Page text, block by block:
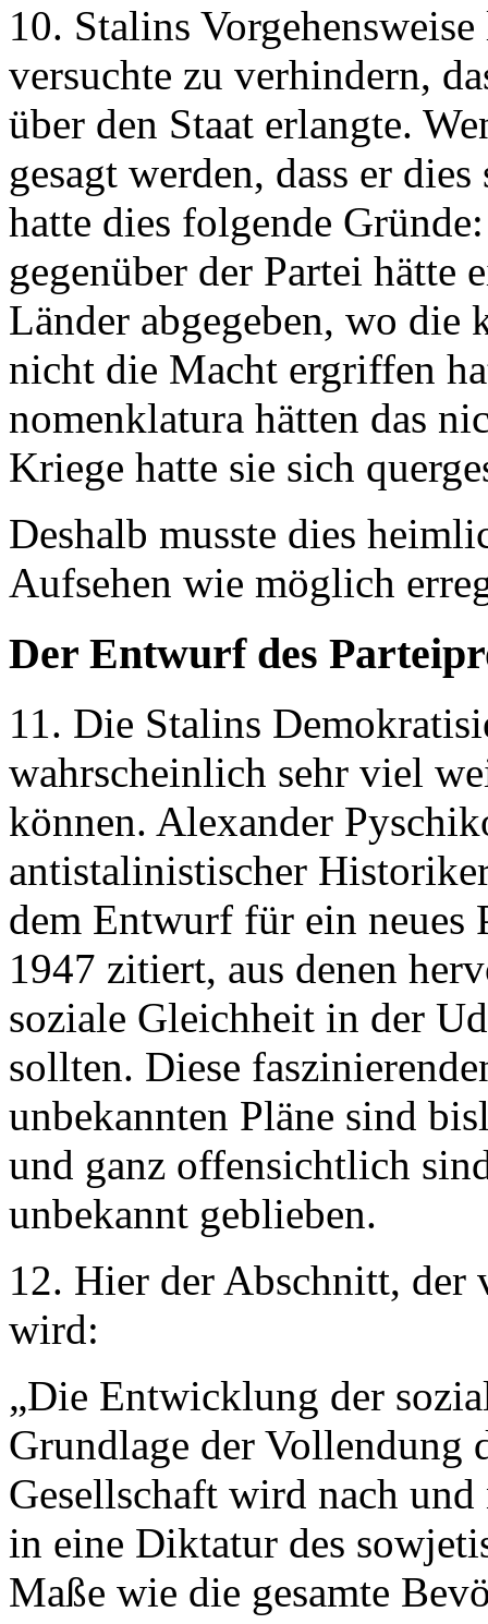
10. Stalins
versuchte zu verhindern,
über den Staat erlangte.
gesagt werden, dass er
hatte dies folgende
gegenüber der Partei hätte
Länder abgegeben, wo die
nicht die Macht ergriffen
nomenklatura hätten das
Kriege hatte sie sich
Deshalb musste dies
Aufsehen wie möglich
Der Entwurf des
11. Die Stalins
wahrscheinlich sehr viel
können. Alexander
antistalinistischer
dem Entwurf für ein neues
1947 zitiert, aus denen
soziale Gleichheit in der
sollten. Diese
unbekannten Pläne sind
und ganz offensichtlich
unbekannt geblieben.
12. Hier der Abschnitt,
wird:
„Die Entwicklung der
Grundlage der Vollendung
Gesellschaft wird nach
in eine Diktatur des
Maße wie die gesamte